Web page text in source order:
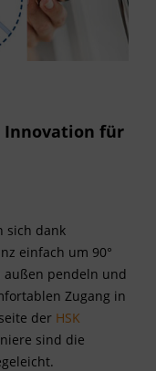
Innovation für
sich dank
einfach um 90°
außen pendeln und
Zugang in
der HSK
sind die